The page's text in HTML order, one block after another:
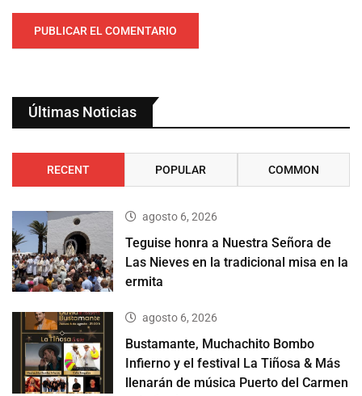
Últimas Noticias
RECENT POPULAR COMMON
agosto 6, 2026
Teguise honra a Nuestra Señora de
Las Nieves en la tradicional misa en la
ermita
agosto 6, 2026
Bustamante, Muchachito Bombo
Infierno y el festival La Tiñosa & Más
llenarán de música Puerto del Carmen